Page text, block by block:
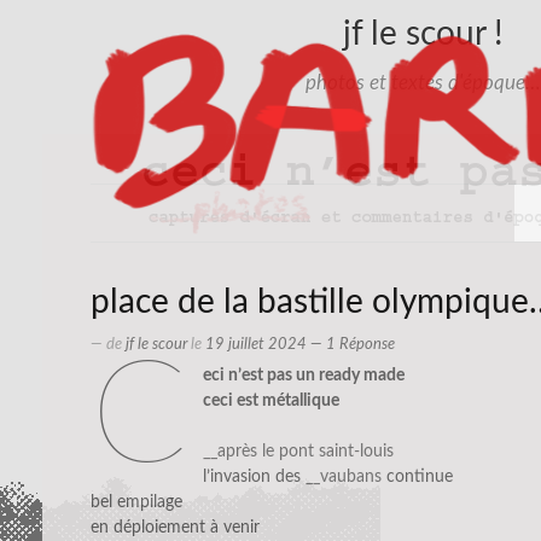
jf le scour !
photos et textes d'époque…
place de la bastille
— de jf le scourle 19 juillet 2024 — 1 Réponse
c
eci n’est pas un ready made
ceci est métallique
__après le pont saint-louis
l’invasion des
__vaubanscontinue
bel empilage
en déploiement à venir